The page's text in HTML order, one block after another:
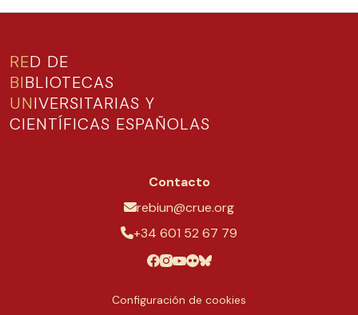
RED DE
BIBLIOTECAS
UNIVERSITARIAS Y
CIENTÍFICAS ESPAÑOLAS
Contacto
rebiun@crue.org
+34 601 52 67 79
Configuración de cookies